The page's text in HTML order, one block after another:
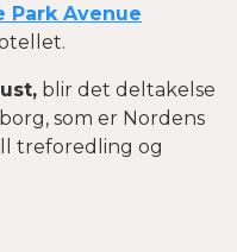
Park Avenue
blir det deltakelse
som er Nordens
treforedling og